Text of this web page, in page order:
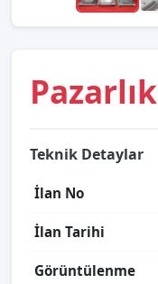
Pazarlık
Teknik Detaylar
İlan No
İlan Tarihi
Görüntülenme